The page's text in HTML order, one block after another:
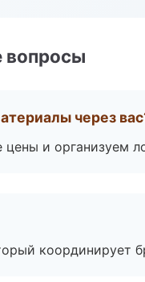
вопросы
через
и организуем
координирует